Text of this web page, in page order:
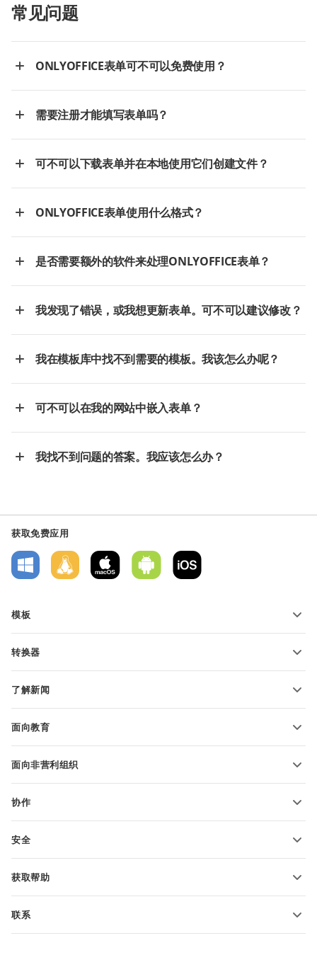
常见问题
ONLYOFFICE表单可不可以免费使用？
需要注册才能填写表单吗？
可不可以下载表单并在本地使用它们创建文件？
ONLYOFFICE表单使用什么格式？
是否需要额外的软件来处理ONLYOFFICE表单？
我发现了错误，或我想更新表单。可不可以建议修改？
我在模板库中找不到需要的模板。我该怎么办呢？
可不可以在我的网站中嵌入表单？
我找不到问题的答案。我应该怎么办？
获取免费应用
模板
文本文档模板
转换器
转换电子表格
了解新闻
面向教育
适用于教育人士
面向非营利组织
申请免费帐户
协作
翻译人员
安全
获取帮助
帮助中心
联系